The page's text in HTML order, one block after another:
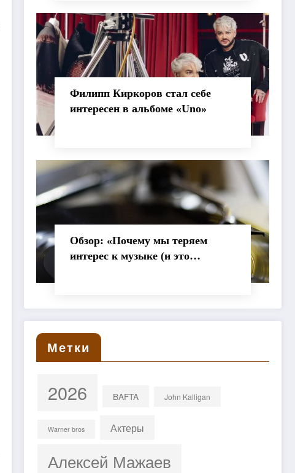
Филипп Киркоров стал себе
интересен в альбоме «Uno»
Обзор: «Почему мы теряем
интерес к музыке (и это
Метки
2026 BAFTA John Kalligan
Warner bros Актеры
Алексей Мажаев